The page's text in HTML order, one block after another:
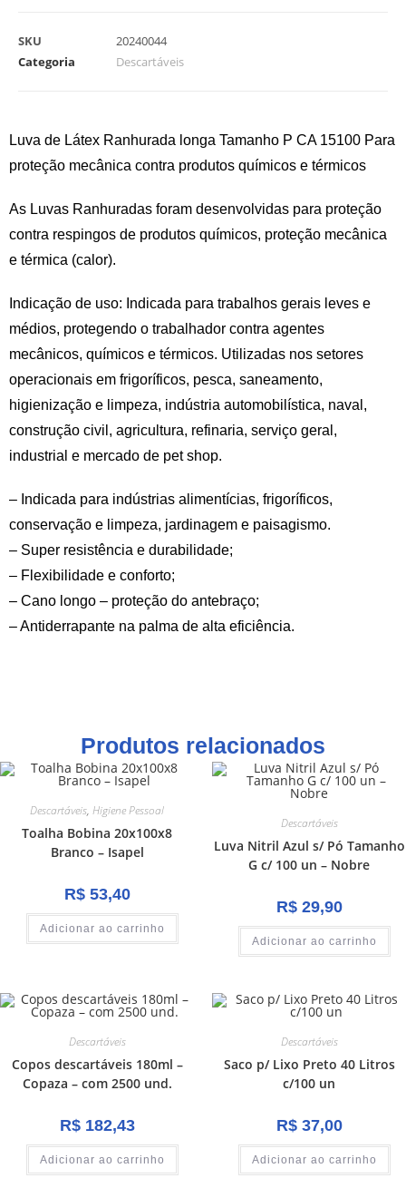
SKU
20240044
Categoria
Descartáveis
Luva de Látex Ranhurada longa Tamanho P CA 15100 Para
proteção mecânica contra produtos químicos e térmicos
As Luvas Ranhuradas foram desenvolvidas para proteção
contra respingos de produtos químicos, proteção mecânica
e térmica (calor).
Indicação de uso: Indicada para trabalhos gerais leves e
médios, protegendo o trabalhador contra agentes
mecânicos, químicos e térmicos. Utilizadas nos setores
operacionais em frigoríficos, pesca, saneamento,
higienização e limpeza, indústria automobilística, naval,
construção civil, agricultura, refinaria, serviço geral,
industrial e mercado de pet shop.
– Indicada para indústrias alimentícias, frigoríficos,
conservação e limpeza, jardinagem e paisagismo.
– Super resistência e durabilidade;
– Flexibilidade e conforto;
– Cano longo – proteção do antebraço;
– Antiderrapante na palma de alta eficiência.
Produtos relacionados
Descartáveis, Higiene Pessoal
Toalha Bobina 20x100x8
Branco – Isapel
R$53,40
Adicionar ao carrinho
Descartáveis
Luva Nitril Azul s/ Pó Tamanho
G c/ 100 un – Nobre
R$29,90
Adicionar ao carrinho
Descartáveis
Copos descartáveis 180ml –
Copaza – com 2500 und.
R$182,43
Adicionar ao carrinho
Descartáveis
Saco p/ Lixo Preto 40 Litros
c/100 un
R$37,00
Adicionar ao carrinho